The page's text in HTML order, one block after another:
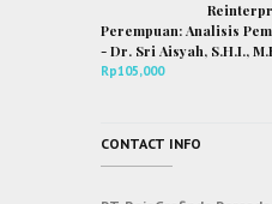
Perempuan: Analisis
- Dr. Sri Aisyah, S.H.I.,
Rp105,000
CONTACT INFO